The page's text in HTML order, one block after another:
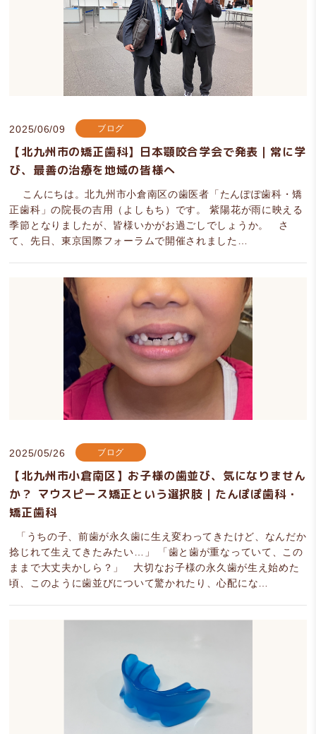
2025/06/09 ブログ
【北九州市の矯正歯科】日本顎咬合学会で発表｜常に学
び、最善の治療を地域の皆様へ
こんにちは。北九州市小倉南区の歯医者「たんぽぽ歯科・矯
正歯科」の院長の吉用（よしもち）です。 紫陽花が雨に映える
季節となりましたが、皆様いかがお過ごしでしょうか。 さ
て、先日、東京国際フォーラムで開催されました…
2025/05/26 ブログ
【北九州市小倉南区】お子様の歯並び、気になりません
か？ マウスピース矯正という選択肢｜たんぽぽ歯科・
矯正歯科
「うちの子、前歯が永久歯に生え変わってきたけど、なんだか
捻じれて生えてきたみたい…」 「歯と歯が重なっていて、この
ままで大丈夫かしら？」 大切なお子様の永久歯が生え始めた
頃、このように歯並びについて驚かれたり、心配にな…